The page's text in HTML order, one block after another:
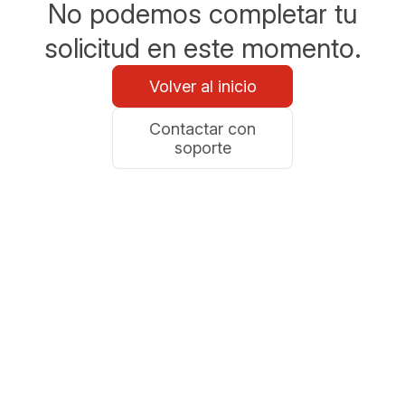
No podemos completar tu
solicitud en este momento.
Volver al inicio
Contactar con
soporte